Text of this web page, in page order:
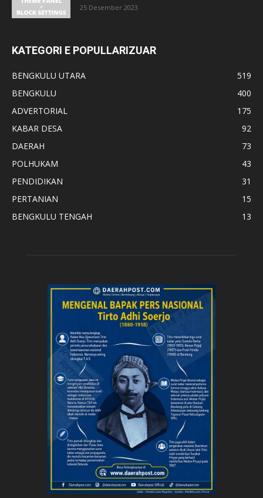
25 Desember 2023
KATEGORI E POPULLARIZUAR
BENGKULU UTARA
519
BENGKULU
400
ADVERTORIAL
175
KABAR DESA
92
DAERAH
73
POLHUKAM
43
PENDIDIKAN
31
PERTANIAN
15
BENGKULU TENGAH
13